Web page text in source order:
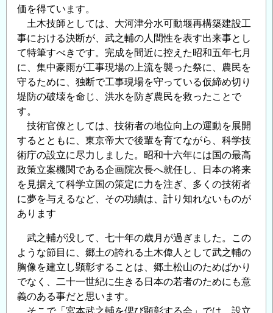
価を得ています。
土木技師としては、大河津分水可動堰再構築建設工
事における決断が、武之輔の人間性を表す出来事とし
て特筆すべきです。完成を間近に控えた昭和五年七月
に、集中豪雨が工事現場の上流を襲った祭に、農民を
守るために、独断で工事現場を守っている仮締め切り
堤防の破壊を命じ、洪水を防ぎ農民を救ったことで
す。
技術官僚としては、技術者の地位向上の運動を展開
するとともに、東京帝大で後輩を育てながら、科学技
術庁の設立に尽力しました。昭和十六年には国の最高
政策立案機関である企画院次長へ就任し、日本の将来
を見据えて科学立国の策定に力を注ぎ、多くの技術者
に夢を与えるなど、その功績は、計り知れないものが
あります
武之輔が没して、七十年の歳月が過ぎました。この
ような節目に、郷土の誇れる土木偉人として武之輔の
胸像を建立し顕彰することは、郷土松山のためばかり
でなく、二十一世紀に生きる日本の若者のためにも意
義のある事だと思います。
そこで「宮本武之輔を偲び顕彰する会」では、設立